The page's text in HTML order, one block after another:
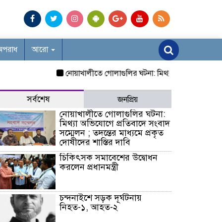
আরো
নোয়াখালীতে গোলাগুলির ঘটনা: মিথ্যা অভিযোগে
সর্বশেষ জনপ্রিয়
নোয়াখালীতে গোলাগুলির ঘটনা:
মিথ্যা অভিযোগে প্রতিবাদে সংবাদ
সম্মেলন ; তদন্তের মাধ্যমে প্রকৃত
দোষীদের শাস্তির দাবি
চিকিৎসক সমাবেশের উদ্বোধন
করলেন প্রধানমন্ত্রী
চন্দনাইশে সড়ক দূর্ঘটনায়
নিহত-১, আহত-২